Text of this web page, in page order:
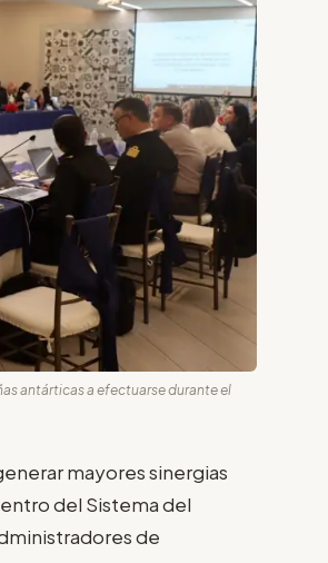
antárticas a efectuarse durante el
mayores sinergias
del Sistema del
de